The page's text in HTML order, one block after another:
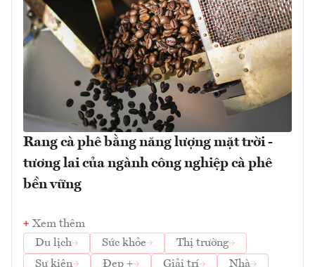
Rang cà phê bằng năng lượng mặt trời -
tương lai của ngành công nghiệp cà phê
bền vững
Xem thêm
Du lịch
Sức khỏe
Thị trường
Sự kiện
Đẹp + Giải trí
Nhà